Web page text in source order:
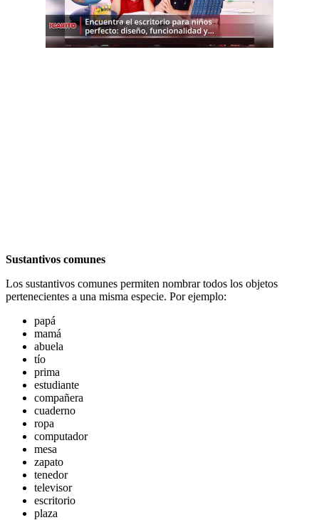
Sustantivos comunes
Los sustantivos comunes permiten nombrar todos los objetos
pertenecientes a una misma especie. Por ejemplo:
papá
mamá
abuela
tío
prima
estudiante
compañera
cuaderno
ropa
computador
mesa
zapato
tenedor
televisor
escritorio
plaza